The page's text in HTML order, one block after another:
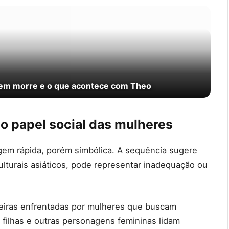
morre e o que acontece com Theo
papel social das mulheres
rápida, porém simbólica. A sequência sugere
asiáticos, pode representar inadequação ou
enfrentadas por mulheres que buscam
e outras personagens femininas lidam